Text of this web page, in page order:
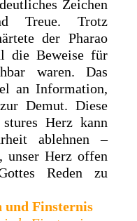
Zeichen
Treue. Trotz
der Pharao
die Beweise für
waren. Das
an Information,
Demut. Diese
Herz kann
ablehnen –
unser Herz offen
Reden zu
und Finsternis